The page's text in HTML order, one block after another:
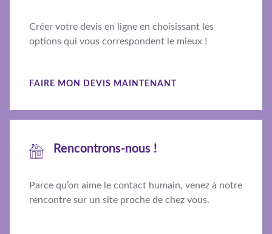
Créer votre devis en ligne en choisissant les
options qui vous correspondent le mieux !
FAIRE MON DEVIS MAINTENANT
Rencontrons-nous !
Parce qu’on aime le contact humain, venez à notre
rencontre sur un site proche de chez vous.